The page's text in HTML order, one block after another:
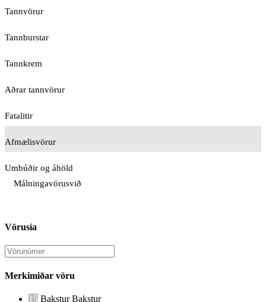
Tannvörur
Tannburstar
Tannkrem
Aðrar tannvörur
Fatalitir
Afmælisvörur
Umbúðir og áhöld
Málningavörusvið
Vörusía
Merkimiðar vöru
15 BaksturBakstur